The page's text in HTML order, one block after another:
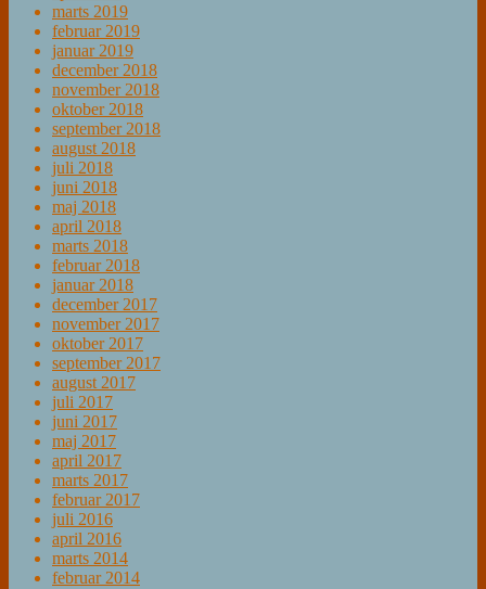
marts 2019
februar 2019
januar 2019
december 2018
november 2018
oktober 2018
september 2018
august 2018
juli 2018
juni 2018
maj 2018
april 2018
marts 2018
februar 2018
januar 2018
december 2017
november 2017
oktober 2017
september 2017
august 2017
juli 2017
juni 2017
maj 2017
april 2017
marts 2017
februar 2017
juli 2016
april 2016
marts 2014
februar 2014